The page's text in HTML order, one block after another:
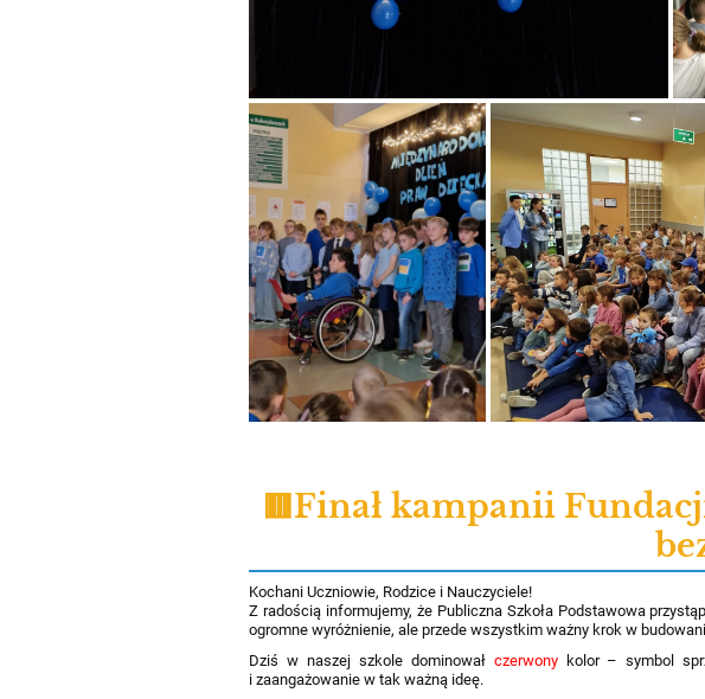
🟥Finał kampanii
Kochani Uczniowie, Rodzice i Nauczyciele!
Z radością informujemy, że Publiczna Szkoła Podstawowa
ogromne wyróżnienie, ale przede wszystkim ważny krok w
Dziś w naszej szkole dominował czerwonykolor – symbol
i zaangażowanie w tak ważną ideę.